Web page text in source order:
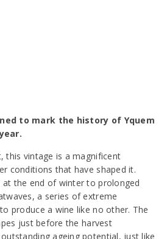
to mark the history of Yquem
this vintage is a magnificent
conditions that have shaped it.
the end of winter to prolonged
a series of extreme
produce a wine like no other. The
just before the harvest
ageing potential, just like